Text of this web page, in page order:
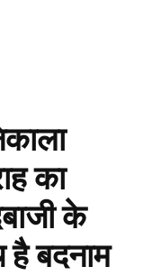
का
के
है बदनाम